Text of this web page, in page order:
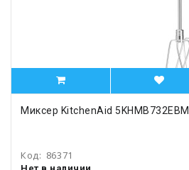
Миксер KitchenAid 5KHMB732EBM
Код: 86371